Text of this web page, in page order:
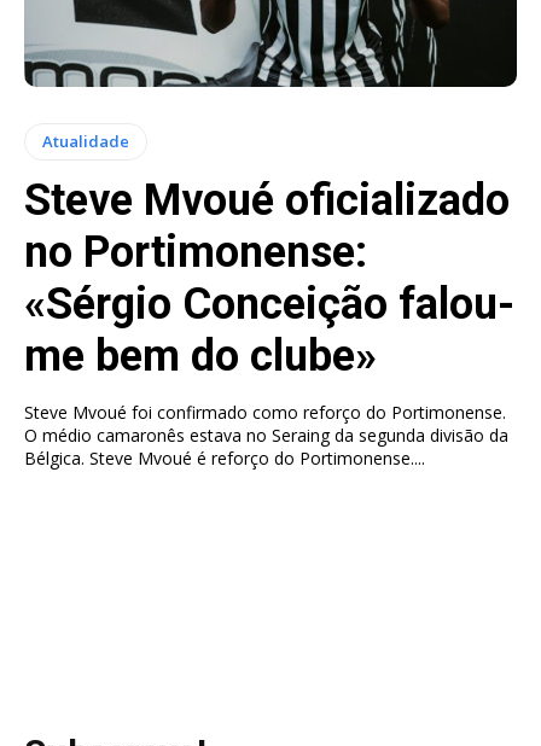
Atualidade
Steve Mvoué oficializado
no Portimonense:
«Sérgio Conceição falou-
me bem do clube»
Steve Mvoué foi confirmado como reforço do Portimonense.
O médio camaronês estava no Seraing da segunda divisão da
Bélgica. Steve Mvoué é reforço do Portimonense....